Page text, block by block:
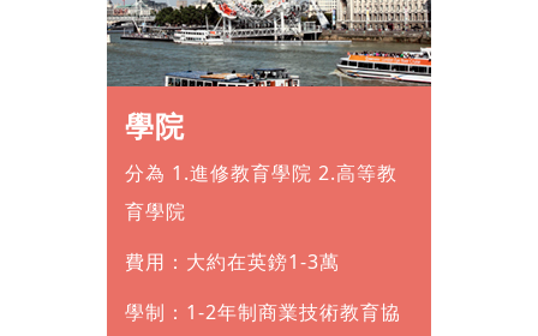
學院
分為 1.進修教育學院 2.高等教
育學院
費用：大約在英鎊1-3萬
學制：1-2年制商業技術教育協